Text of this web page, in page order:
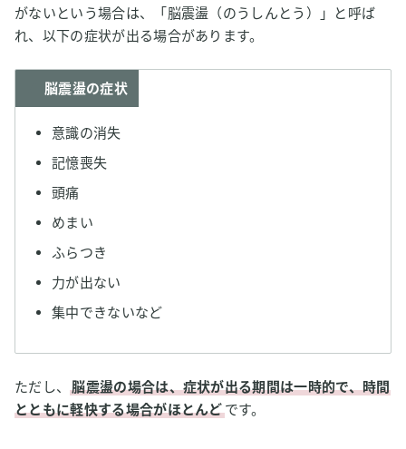
がないという場合は、「脳震盪（のうしんとう）」と呼ば
れ、以下の症状が出る場合があります。
脳震盪の症状
意識の消失
記憶喪失
頭痛
めまい
ふらつき
力が出ない
集中できないなど
ただし、脳震盪の場合は、症状が出る期間は一時的で、時間
とともに軽快する場合がほとんどです。